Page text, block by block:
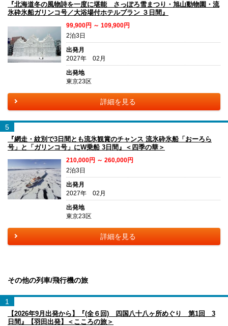
『北海道冬の風物詩を一度に堪能 さっぽろ雪まつり・旭山動物園・流
氷砕氷船ガリンコ号／大浴場付ホテルプラン ３日間』
99,900円 ～ 109,900円
2泊3日
出発月
2027年 02月
出発地
東京23区
詳細を見る
5
『網走・紋別で3日間とも流氷観賞のチャンス 流氷砕氷船「おーろら
号」と「ガリンコ号」にW乗船 3日間』＜四季の華＞
210,000円 ～ 260,000円
2泊3日
出発月
2027年 02月
出発地
東京23区
詳細を見る
その他の列車/飛行機の旅
1
【2026年9月出発から】『(全６回) 四国八十八ヶ所めぐり 第1回 3
日間』【羽田出発】＜こころの旅＞